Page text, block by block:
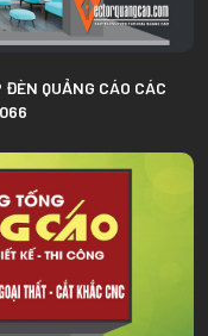
QUẢNG CÁO CÁC